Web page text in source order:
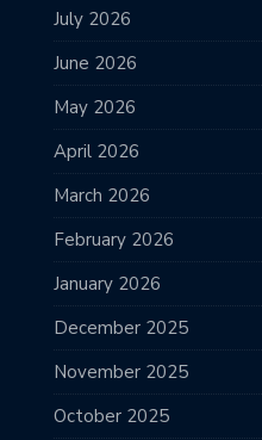
July 2026
June 2026
May 2026
April 2026
March 2026
February 2026
January 2026
December 2025
November 2025
October 2025